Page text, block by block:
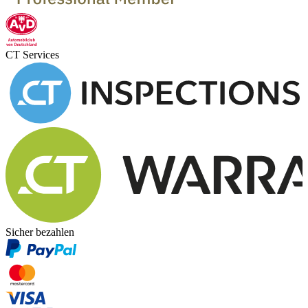
CT Services
Sicher bezahlen